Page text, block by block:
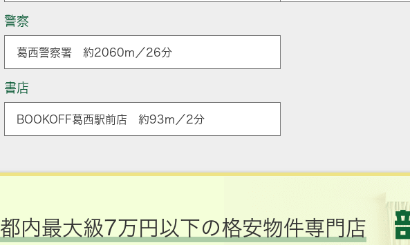
警察
葛西警察署 約2060m／26分
書店
BOOKOFF葛西駅前店 約93m／2分
都内最大級7万円以下の格安物件専門店